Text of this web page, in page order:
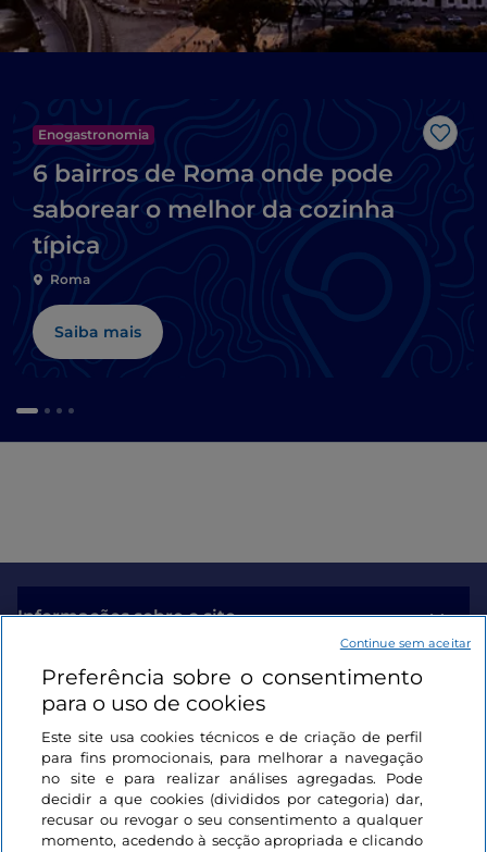
Enogastronomia
6 bairros de Roma onde pode
saborear o melhor da cozinha
típica
Roma
Saiba mais
Informações sobre o site
Ligações úteis
Iniciar sessão
Mantenha-se em contacto
Preferência sobre o consentimento
para o uso de cookies
Este site usa cookies técnicos e de criação de perfil
para fins promocionais, para melhorar a navegação
no site e para realizar análises agregadas. Pode
decidir a que cookies (divididos por categoria) dar,
recusar ou revogar o seu consentimento a qualquer
momento, acedendo à secção apropriada e clicando
Continue sem aceitar